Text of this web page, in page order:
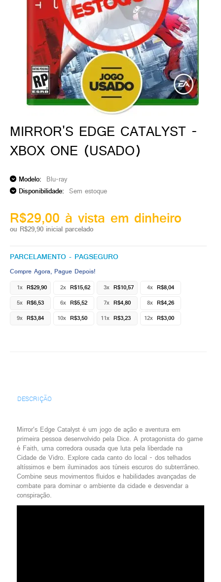
MIRROR'S EDGE CATALYST -
XBOX ONE (USADO)
Modelo: Blu-ray
Disponibilidade: Sem estoque
R$29,00 à vista em dinheiro
ou R$29,90 inicial parcelado
PARCELAMENTO - PAGSEGURO
Compre Agora, Pague Depois!
1x R$29,90 2x R$15,62 3x R$10,57 4x R$8,04
5x R$6,53 6x R$5,52 7x R$4,80 8x R$4,26
9x R$3,84 10x R$3,50 11x R$3,23 12x R$3,00
DESCRIÇÃO
Mirror's Edge Catalyst é um jogo de ação e aventura em
primeira pessoa desenvolvido pela Dice. A protagonista do game
é Faith, uma corredora ousada que luta pela liberdade na
Cidade de Vidro. Explore cada canto do local - dos telhados
altíssimos e bem iluminados aos túneis escuros do subterrâneo.
Combine seus movimentos fluidos e habilidades avançadas de
combate para dominar o ambiente da cidade e desvendar a
conspiração.